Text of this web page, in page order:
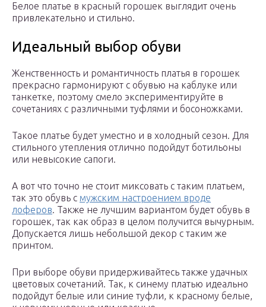
Белое платье в красный горошек выглядит очень
привлекательно и стильно.
Идеальный выбор обуви
Женственность и романтичность платья в горошек
прекрасно гармонируют с обувью на каблуке или
танкетке, поэтому смело экспериментируйте в
сочетаниях с различными туфлями и босоножками.
Такое платье будет уместно и в холодный сезон. Для
стильного утепления отлично подойдут ботильоны
или невысокие сапоги.
А вот что точно не стоит миксовать с таким платьем,
так это обувь с мужским настроением вроде
лоферов. Также не лучшим вариантом будет обувь в
горошек, так как образ в целом получится вычурным.
Допускается лишь небольшой декор с таким же
принтом.
При выборе обуви придерживайтесь также удачных
цветовых сочетаний. Так, к синему платью идеально
подойдут белые или синие туфли, к красному белые,